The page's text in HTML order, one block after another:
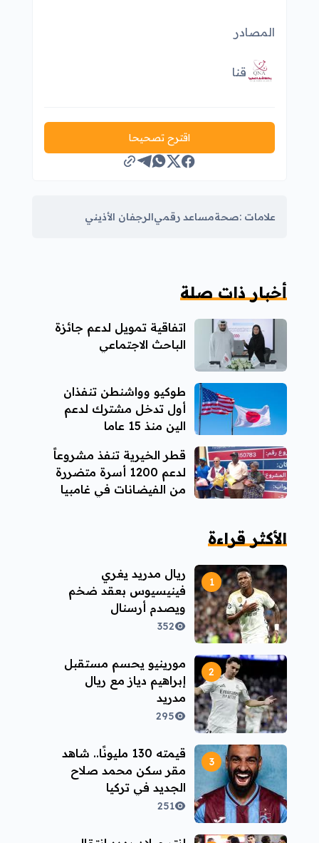
المصادر
قنا
اقترح تصحيحا
علامات :صحةمساعد رقميالرجفان الأذيني
أخبار ذات صلة
اتفاقية تمويل لدعم جائزة
الباحث الاجتماعي
طوكيو وواشنطن تنفذان
أول تدخل مشترك لدعم
الين منذ 15 عاما
قطر الخيرية تنفذ مشروعاً
لدعم 1200 أسرة متضررة
من الفيضانات في غامبيا
الأكثر قراءة
ريال مدريد يغري
فينيسيوس بعقد ضخم
ويصدم أرسنال
352
مورينيو يحسم مستقبل
إبراهيم دياز مع ريال
مدريد
295
قيمته 130 مليونًا.. شاهد
مقر سكن محمد صلاح
الجديد في تركيا
251